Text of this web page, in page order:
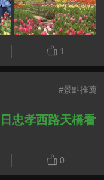
1
#景點推薦
忠孝西路天橋看
0